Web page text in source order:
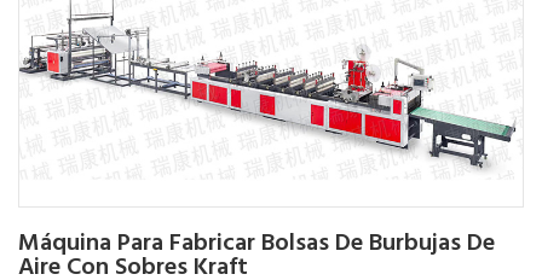
Máquina Para Fabricar Bolsas De Burbujas De
Aire Con Sobres Kraft